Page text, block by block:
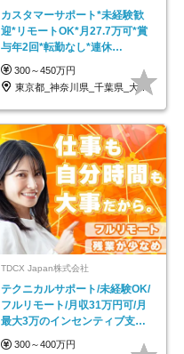
カスタマーサポート*未経験歓
迎*リモートOK*月27.7万可*賞
与年2回*転勤なし*連休
OK/ZE010232
300～450万円
東京都_神奈川県_千葉県_大阪府_愛知県…
TDCX Japan株式会社
テクニカルサポート/未経験OK/
フルリモート/月収31万円可/月
最大3万のインセンティブ支給/
平均年齢33歳
300～400万円